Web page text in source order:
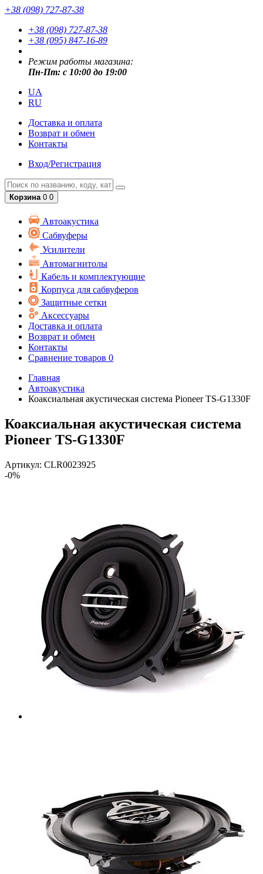
+38 (098) 727-87-38
+38 (098) 727-87-38
+38 (095) 847-16-89
Режим работы магазина:
Пн-Пт: с 10:00 до 19:00
UA
RU
Доставка и оплата
Возврат и обмен
Контакты
Вход/Регистрация
Корзина 0 0
Автоакустика
Сабвуферы
Усилители
Автомагнитолы
Кабель и комплектующие
Корпуса для сабвуферов
Защитные сетки
Аксессуары
Доставка и оплата
Возврат и обмен
Контакты
Сравнение товаров 0
Главная
Автоакустика
Коаксиальная акустическая система Pioneer TS-G1330F
Коаксиальная акустическая система
Pioneer TS-G1330F
Артикул: CLR0023925
-0%